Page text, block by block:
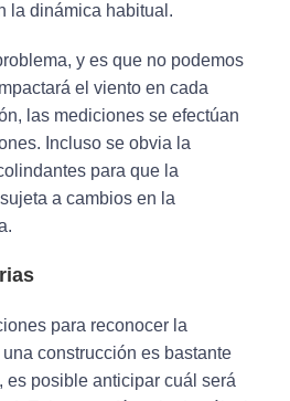
la dinámica habitual.
y es que no podemos
el viento en cada
las mediciones se efectúan
Incluso se obvia la
para que la
a cambios en la
para reconocer la
construcción es bastante
es posible anticipar cuál será